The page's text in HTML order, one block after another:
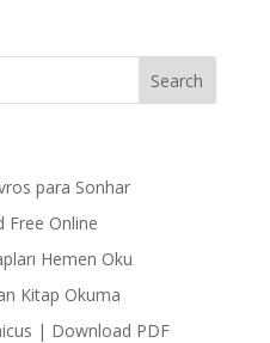
para Sonhar
Free Online
Hemen Oku
Kitap Okuma
| Download PDF